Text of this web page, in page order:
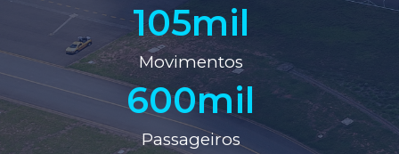
105mil
Movimentos
600mil
Passageiros